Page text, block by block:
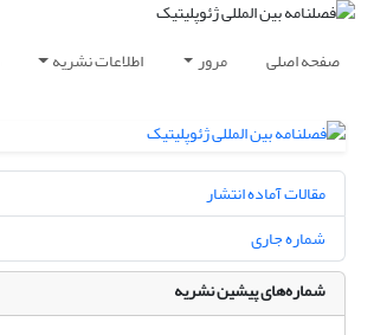
صفحه اصلی مرور اطلاعات نشریه
مقالات آماده انتشار
شماره جاری
شماره‌های پیشین نشریه